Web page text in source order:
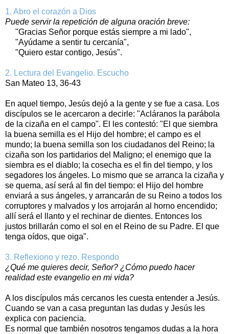
1. Abro el corazón a Dios
Puede servir la repetición de alguna oración breve:
"Gracias Señor porque estás siempre a mi lado",
"Ayúdame a sentir tu cercanía",
"Quiero estar contigo, Jesús".
2. Lectura del Evangelio. Escucho
San Mateo 13, 36-43
En aquel tiempo, Jesús dejó a la gente y se fue a casa. Los
discípulos se le acercaron a decirle: "Acláranos la parábola
de la cizaña en el campo". El les contestó: "El que siembra
la buena semilla es el Hijo del hombre; el campo es el
mundo; la buena semilla son los ciudadanos del Reino; la
cizaña son los partidarios del Maligno; el enemigo que la
siembra es el diablo; la cosecha es el fin del tiempo, y los
segadores los ángeles. Lo mismo que se arranca la cizaña y
se quema, así será al fin del tiempo: el Hijo del hombre
enviará a sus ángeles, y arrancarán de su Reino a todos los
corruptores y malvados y los arrojarán al horno encendido;
allí será el llanto y el rechinar de dientes. Entonces los
justos brillarán como el sol en el Reino de su Padre. El que
tenga oídos, que oiga".
3. Reflexiono y rezo. Respondo
¿Qué me quieres decir, Señor? ¿Cómo puedo hacer
realidad este evangelio en mi vida?
A los discípulos más cercanos les cuesta entender a Jesús.
Cuando se van a casa preguntan las dudas y Jesús les
explica con paciencia.
Es normal que también nosotros tengamos dudas a la hora